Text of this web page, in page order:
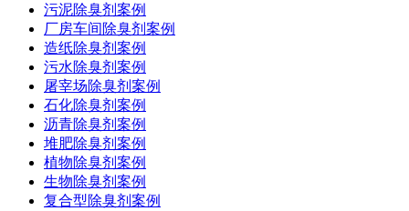
污泥除臭剂案例
厂房车间除臭剂案例
造纸除臭剂案例
污水除臭剂案例
屠宰场除臭剂案例
石化除臭剂案例
沥青除臭剂案例
堆肥除臭剂案例
植物除臭剂案例
生物除臭剂案例
复合型除臭剂案例